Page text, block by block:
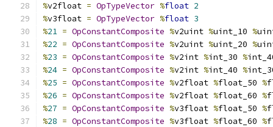
%v2float = OpTypeVector %float 2
%v3float = OpTypeVector %float 3
%21 = OpConstantComposite %v2uint %uint_10 %
%22 = OpConstantComposite %v2uint %uint_20 %
%23 = OpConstantComposite %v2int %int_30 %
%24 = OpConstantComposite %v2int %int_40 %
%25 = OpConstantComposite %v2float %float_50 %
%26 = OpConstantComposite %v2float %float_60 %
%27 = OpConstantComposite %v3float %float_50 %
%28 = OpConstantComposite %v3float %float_60 %